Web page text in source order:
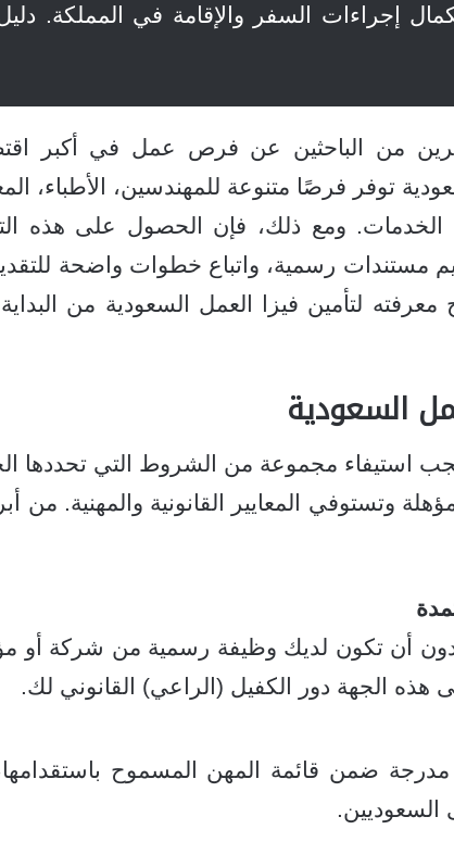
إجراءات السفر والإقامة في المملكة.
من الباحثين عن فرص عمل في أكبر
توفر فرصًا متنوعة للمهندسين، الأطباء،
الخدمات. ومع ذلك، فإن الحصول على هذه
مستندات رسمية، واتباع خطوات واضحة
لتأمين فيزا العمل السعودية من
السعودية
استيفاء مجموعة من الشروط التي تحددها
وتستوفي المعايير القانونية والمهنية. من
دون أن تكون لديك وظيفة رسمية من شركة أو
الجهة دور الكفيل (الراعي) القانوني لك.
ضمن قائمة المهن المسموح